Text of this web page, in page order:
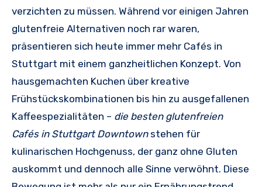
verzichten zu müssen. Während vor einigen Jahren
glutenfreie Alternativen noch rar waren,
präsentieren sich heute immer mehr Cafés in
Stuttgart mit einem ganzheitlichen Konzept. Von
hausgemachten Kuchen über kreative
Frühstückskombinationen bis hin zu ausgefallenen
Kaffeespezialitäten – die besten glutenfreien
Cafés in Stuttgart Downtownstehen für
kulinarischen Hochgenuss, der ganz ohne Gluten
auskommt und dennoch alle Sinne verwöhnt. Diese